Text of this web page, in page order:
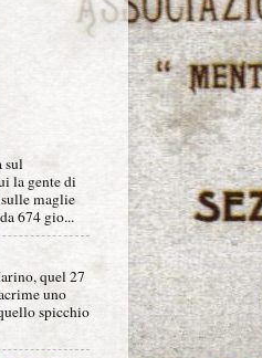
sul
la gente di
maglie
674 gio...
quel 27
uno
spicchio